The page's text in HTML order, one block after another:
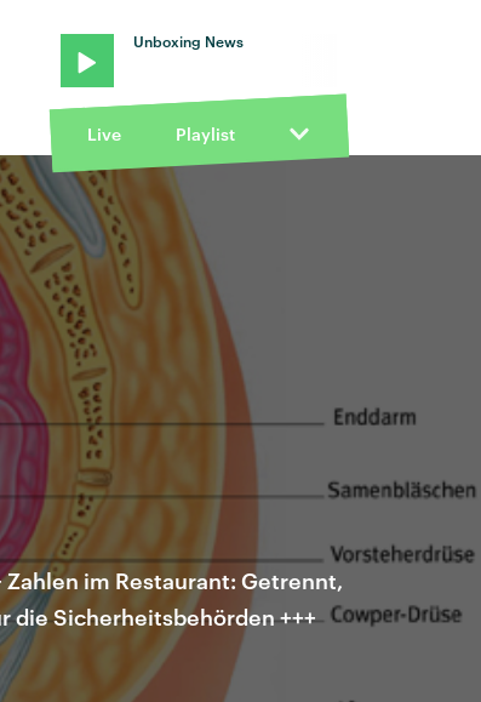
Unboxing News
Live Playlist
im Restaurant: Getrennt,
die Sicherheitsbehörden +++